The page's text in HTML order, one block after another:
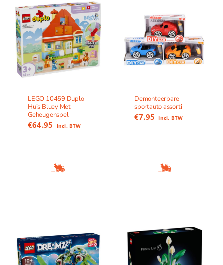
LEGO 10459 Duplo
Huis Bluey Met
Geheugenspel
€64.95 Incl. BTW
Demonteerbare
sportauto assorti
€7.95 Incl. BTW